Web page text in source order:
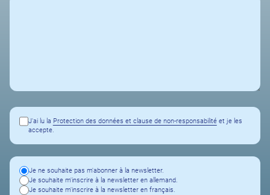
J'ai lu la Protection des données et clause de non-responsabilitéet je les
accepte.
Je ne souhaite pas m'abonner à la newsletter.
Je souhaite m'inscrire à la newsletter en allemand.
Je souhaite m'inscrire à la newsletter en français.